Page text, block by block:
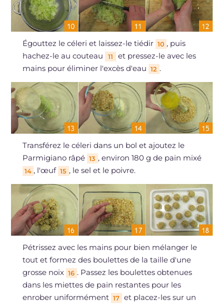
Égouttez le céleri et laissez-le tiédir 10 , puis
hachez-le au couteau
11
et pressez-le avec les
mains pour éliminer l'excès d'eau 12 .
Transférez le céleri dans un bol et ajoutez le
Parmigiano râpé 13 , environ 180 g de pain mixé
14 , l'œuf 15 , le sel et le poivre.
Pétrissez avec les mains pour bien mélanger le
tout et formez des boulettes de la taille d'une
grosse noix 16 . Passez les boulettes obtenues
dans les miettes de pain restantes pour les
enrober uniformément 17 et placez-les sur un